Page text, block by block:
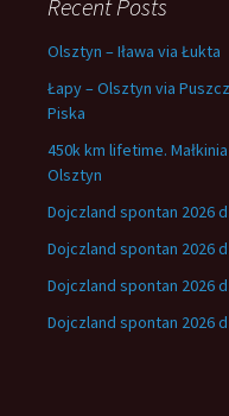
Recent Posts
Olsztyn – Iława via Łukta
Łapy – Olsztyn via
Piska
450k km lifetime.
Olsztyn
Dojczland spontan 2026
Dojczland spontan 2026
Dojczland spontan 2026
Dojczland spontan 2026